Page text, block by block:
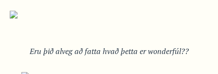
Eru þið alveg að fatta hvað þetta er wonderfúl??